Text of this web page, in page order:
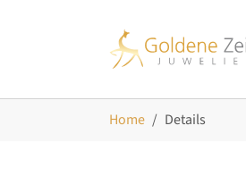
Home Details